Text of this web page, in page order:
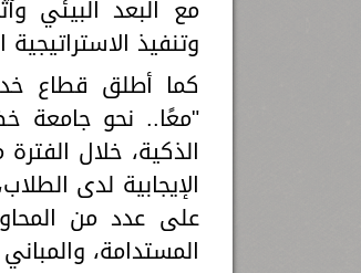
وتنفيذ الاستراتيجية
كما أطلق قطاع
"معًا.. نحو جامعة
الإيجابية لدى
على عدد من
المستدامة،